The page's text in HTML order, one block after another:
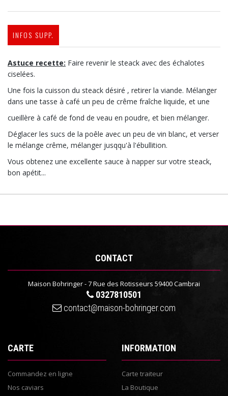
INFOS SUPP.
Astuce recette: Faire revenir le steack avec des échalotes
ciselées.
Une fois la cuisson du steack désiré , retirer la viande. Mélanger
dans une tasse à café un peu de crême fraîche liquide, et une
cueillère à café de fond de veau en poudre, et bien mélanger.
Déglacer les sucs de la poêle avec un peu de vin blanc, et verser
le mélange crême, mélanger jusqqu'à l'ébullition.
Vous obtenez une excellente sauce à napper sur votre steack,
bon apétit...
CONTACT
Maison Bohringer - 7 Rue des Rotisseurs 59400 Cambrai
0327810501
contact@maison-bohringer.com
CARTE
Commandez en ligne
Nos caviars
INFORMATION
Carte traiteur
La Boutique